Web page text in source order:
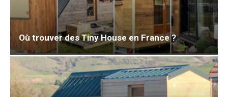
Où trouver des Tiny House en France ?